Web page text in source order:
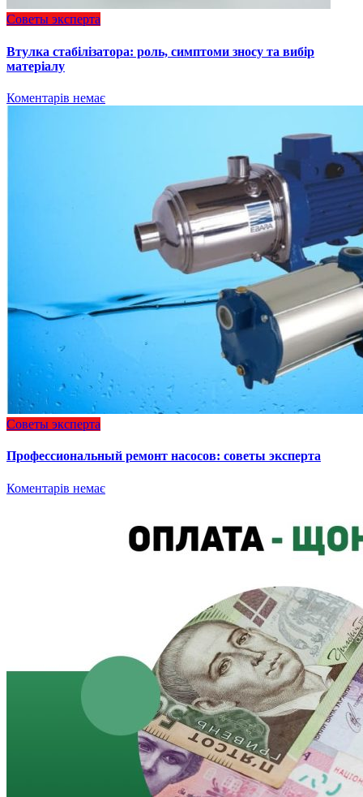
Советы эксперта
Втулка стабілізатора: роль, симптоми зносу та вибір
матеріалу
Коментарів немає
Советы эксперта
Профессиональный ремонт насосов: советы эксперта
Коментарів немає